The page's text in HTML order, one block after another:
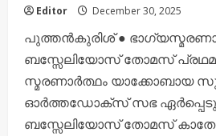
Editor December 30, 2025
പുത്തന്‍കുരിശ് ●
ബസ്സേലിയോസ് തോമസ്
സ്മരണാര്‍ത്ഥം യാക്കോബായ
ഓർത്തഡോക്സ് സഭ
ബസ്സേലിയോസ് തോമസ്